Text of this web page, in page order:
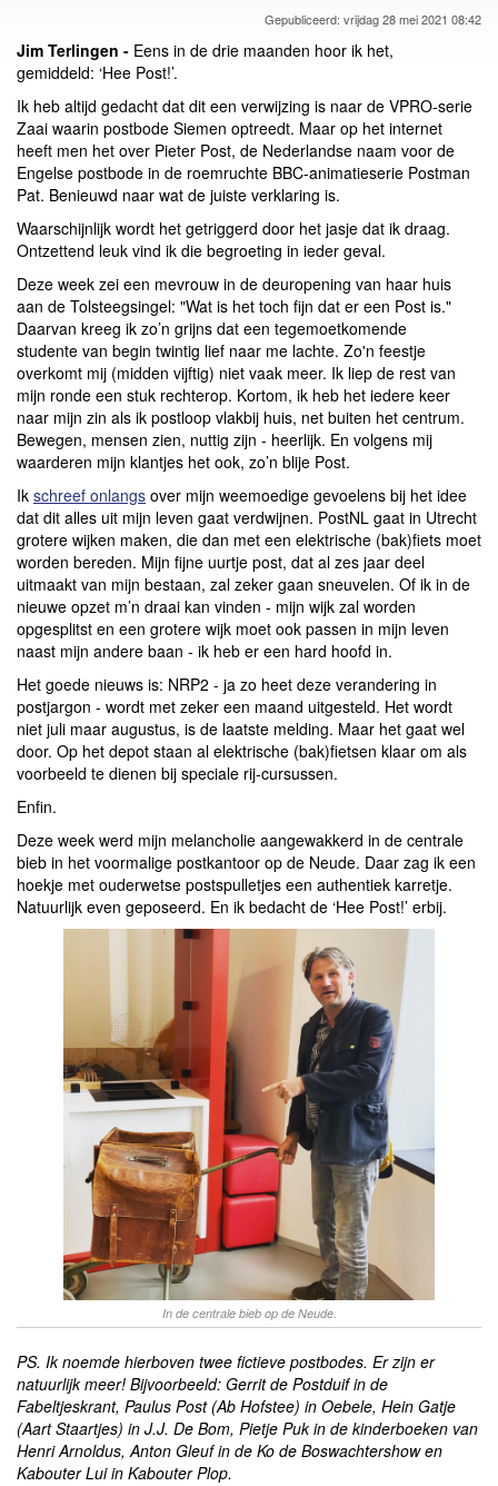
Gepubliceerd: vrijdag 28 mei 2021 08:42
Jim Terlingen - Eens in de drie maanden hoor ik het,
gemiddeld: ‘Hee Post!’.
Ik heb altijd gedacht dat dit een verwijzing is naar de VPRO-serie
Zaai waarin postbode Siemen optreedt. Maar op het internet
heeft men het over Pieter Post, de Nederlandse naam voor de
Engelse postbode in de roemruchte BBC-animatieserie Postman
Pat. Benieuwd naar wat de juiste verklaring is.
Waarschijnlijk wordt het getriggerd door het jasje dat ik draag.
Ontzettend leuk vind ik die begroeting in ieder geval.
Deze week zei een mevrouw in de deuropening van haar huis
aan de Tolsteegsingel: "Wat is het toch fijn dat er een Post is."
Daarvan kreeg ik zo’n grijns dat een tegemoetkomende
studente van begin twintig lief naar me lachte. Zo'n feestje
overkomt mij (midden vijftig) niet vaak meer. Ik liep de rest van
mijn ronde een stuk rechterop. Kortom, ik heb het iedere keer
naar mijn zin als ik postloop vlakbij huis, net buiten het centrum.
Bewegen, mensen zien, nuttig zijn - heerlijk. En volgens mij
waarderen mijn klantjes het ook, zo’n blije Post.
Ik schreef onlangs over mijn weemoedige gevoelens bij het idee
dat dit alles uit mijn leven gaat verdwijnen. PostNL gaat in Utrecht
grotere wijken maken, die dan met een elektrische (bak)fiets moet
worden bereden. Mijn fijne uurtje post, dat al zes jaar deel
uitmaakt van mijn bestaan, zal zeker gaan sneuvelen. Of ik in de
nieuwe opzet m’n draai kan vinden - mijn wijk zal worden
opgesplitst en een grotere wijk moet ook passen in mijn leven
naast mijn andere baan - ik heb er een hard hoofd in.
Het goede nieuws is: NRP2 - ja zo heet deze verandering in
postjargon - wordt met zeker een maand uitgesteld. Het wordt
niet juli maar augustus, is de laatste melding. Maar het gaat wel
door. Op het depot staan al elektrische (bak)fietsen klaar om als
voorbeeld te dienen bij speciale rij-cursussen.
Enfin.
Deze week werd mijn melancholie aangewakkerd in de centrale
bieb in het voormalige postkantoor op de Neude. Daar zag ik een
hoekje met ouderwetse postspulletjes een authentiek karretje.
Natuurlijk even geposeerd. En ik bedacht de ‘Hee Post!’ erbij.
In de centrale bieb op de Neude.
PS. Ik noemde hierboven twee fictieve postbodes. Er zijn er
natuurlijk meer! Bijvoorbeeld: Gerrit de Postduif in de
Fabeltjeskrant, Paulus Post (Ab Hofstee) in Oebele, Hein Gatje
(Aart Staartjes) in J.J. De Bom, Pietje Puk in de kinderboeken van
Henri Arnoldus, Anton Gleuf in de Ko de Boswachtershow en
Kabouter Lui in Kabouter Plop.